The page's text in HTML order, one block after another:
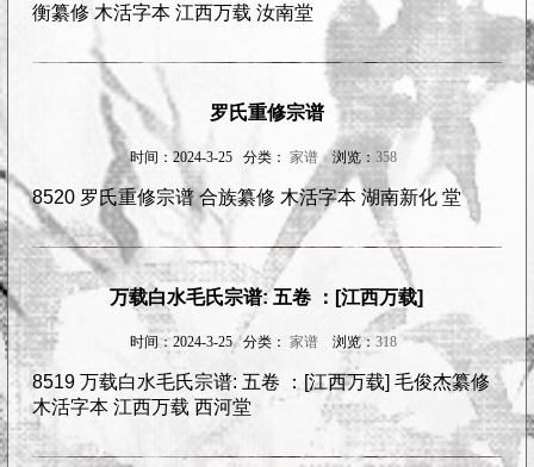
衡纂修 木活字本 江西万载 汝南堂
罗氏重修宗谱
时间：2024-3-25 分类： 家谱浏览： 358
8520 罗氏重修宗谱 合族纂修 木活字本 湖南新化 堂
万载白水毛氏宗谱: 五卷 ：[江西万载]
时间：2024-3-25 分类： 家谱浏览： 318
8519 万载白水毛氏宗谱: 五卷 ：[江西万载] 毛俊杰纂修
木活字本 江西万载 西河堂